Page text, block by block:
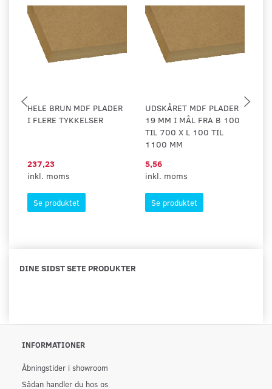
HELE BRUN MDF PLADER
I FLERE TYKKELSER
237,23
inkl. moms
Se produktet
UDSKÅRET MDF PLADER
19 MM I MÅL FRA B 100
TIL 700 X L 100 TIL
1100 MM
5,56
inkl. moms
Se produktet
DINE SIDST SETE PRODUKTER
INFORMATIONER
Åbningstider i showroom
Sådan handler du hos os